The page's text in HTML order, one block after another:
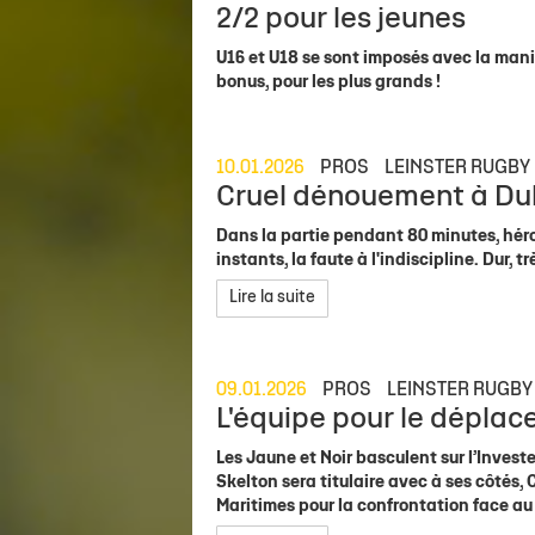
2/2 pour les jeunes
U16 et U18 se sont imposés avec la
bonus, pour les plus grands !
10.01.2026 PROS LEINSTER RUGBY
Cruel dénouement à
Dans la partie pendant 80 minutes,
instants, la faute à l'indiscipline. Dur,
Lire la suite
09.01.2026 PROS LEINSTER RUGBY
L'équipe pour le
Les Jaune et Noir basculent sur
Skelton sera titulaire avec à ses côtés,
Maritimes pour la confrontation face au